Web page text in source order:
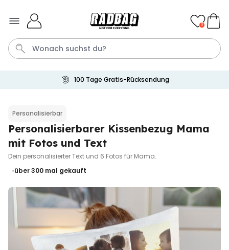
Personalisierbar
Personalisierbares Handtuch
mit Getränken und Spruch
Personalisierbar
Personalisierbares Retro-
Handtuch mit Text
Personalisierbar
0
100 Tage Gratis-Rücksendung
Personalisierbar
Personalisierbarer Kissenbezug Mama
mit Fotos und Text
Dein personalisierter Text und 6 Fotos für Mama.
über 300 mal gekauft